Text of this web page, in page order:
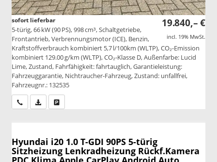
19.840,– €
incl. 19% MwSt.
sofort lieferbar
5-türig, 66 kW (90 PS), 998 cm³, Schaltgetriebe,
Frontantrieb, Verbrennungsmotor (ICE), Benzin,
Kraftstoffverbrauch kombiniert 5,7 l/100km (WLTP), CO₂-Emission
kombiniert 129.00 g/km (WLTP), CO₂-Klasse D, Außenfarbe: Lucid
Lime, Zustand, Fahrfähigkeit: fahrtauglich, Garantieleistung:
Fahrzeuggarantie, Nichtraucher-Fahrzeug, Zustand: unfallfrei,
Fahrzeugnr.: 132535
Wir rufen Sie anPDF-Datei, Fahrzeugexposé drucken
Hyundai i20 1.0 T-GDI 90PS 5-türig
Sitzheizung Lenkradheizung Rückf.Kamera